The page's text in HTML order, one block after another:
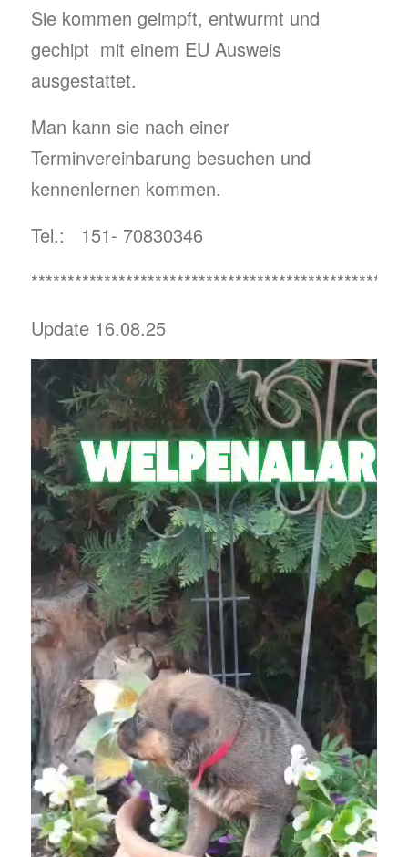
Sie kommen geimpft, entwurmt und
gechipt mit einem EU Ausweis
ausgestattet.
Man kann sie nach einer
Terminvereinbarung besuchen und
kennenlernen kommen.
Tel.: 151- 70830346
Update 16.08.25